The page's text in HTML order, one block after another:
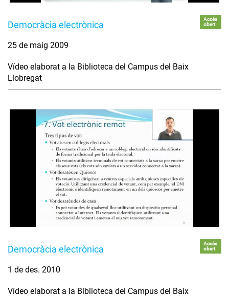
Democràcia electrònica
Accés
obert
25 de maig 2009
Vídeo elaborat a la Biblioteca del Campus del Baix
Llobregat
Democràcia electrònica
Accés
obert
1 de des. 2010
Vídeo elaborat a la Biblioteca del Campus del Baix